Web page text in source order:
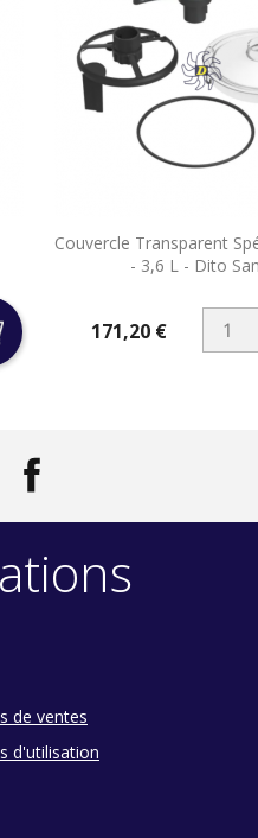
Couvercle Transparent
- 3,6 L - Dito
171,20 €
Aperçu
de ventes
d'utilisation